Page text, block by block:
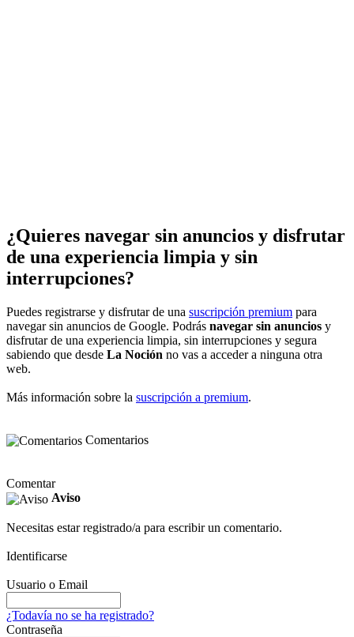
¿Quieres navegar sin anuncios y disfrutar
de una experiencia limpia y sin
interrupciones?
Puedes registrarse y disfrutar de una suscripción premium para
navegar sin anuncios de Google. Podrás navegar sin anuncios y
disfrutar de una experiencia limpia, sin interrupciones y segura
sabiendo que desde La Noción no vas a acceder a ninguna otra
web.
Más información sobre la suscripción a premium.
Comentarios
Comentar
Aviso
Necesitas estar registrado/a para escribir un comentario.
Identificarse
Usuario o Email
¿Todavía no se ha registrado?
Contraseña